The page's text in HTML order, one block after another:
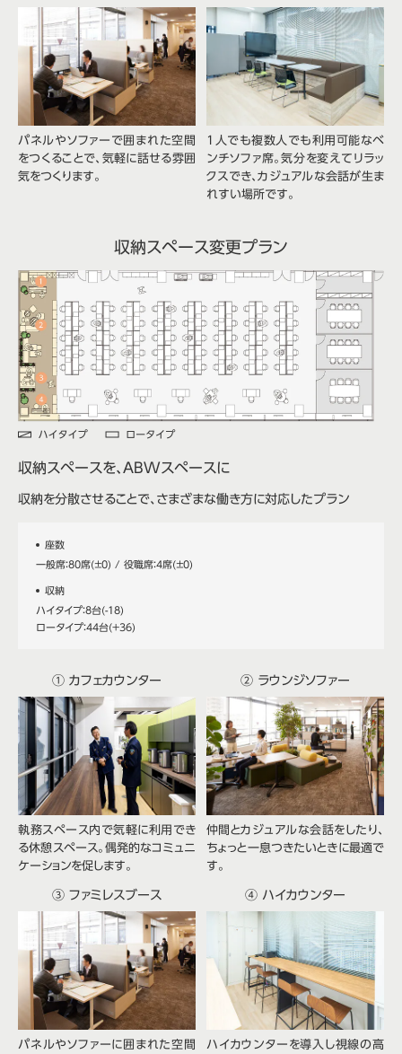
パネルやソファーで囲まれた空間
をつくることで、気軽に話せる雰囲
気をつくります。
1人でも複数人でも利用可能なベ
ンチソファ席。気分を変えてリラッ
クスでき、カジュアルな会話が生ま
れすい場所です。
収納スペース変更プラン
収納スペースを、 ABWスペースに
収納を分散させることで、さまざまな働き方に対応したプラン
座数
一般席：80席(±0) / 役職席：4席(±0)
収納
ハイタイプ：8台(-18)
ロータイプ：44台(+36)
① カフェカウンター
執務スペース内で気軽に利用でき
る休憩スペース。偶発的なコミュニ
ケーションを促します。
② ラウンジソファー
仲間とカジュアルな会話をしたり、
ちょっと一息つきたいときに最適で
す。
③ ファミレスブース
パネルやソファーに囲まれた空間
④ ハイカウンター
ハイカウンターを導入し視線の高